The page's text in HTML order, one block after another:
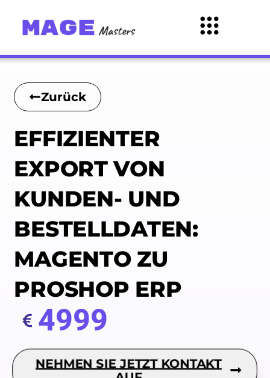
Zurück
EFFIZIENTER
EXPORT VON
KUNDEN- UND
BESTELLDATEN:
MAGENTO ZU
PROSHOP ERP
4999
NEHMEN SIE JETZT KONTAKT